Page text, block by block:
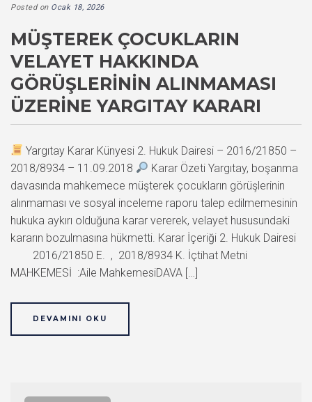
Posted on Ocak 18, 2026
MÜŞTEREK ÇOCUKLARIN
VELAYET HAKKINDA
GÖRÜŞLERININ ALINMAMASI
ÜZERINE YARGITAY KARARI
Yargıtay Karar Künyesi 2. Hukuk Dairesi – 2016/21850 –
2018/8934 – 11.09.2018
Karar Özeti Yargıtay, boşanma
davasında mahkemece müşterek çocukların görüşlerinin
alınmaması ve sosyal inceleme raporu talep edilmemesinin
hukuka aykırı olduğuna karar vererek, velayet hususundaki
kararın bozulmasına hükmetti. Karar İçeriği 2. Hukuk Dairesi
2016/21850 E. , 2018/8934 K. İçtihat Metni
MAHKEMESİ :Aile MahkemesiDAVA […]
DEVAMINI OKU